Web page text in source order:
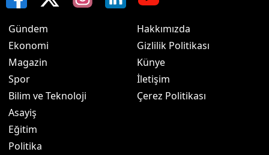
Gündem
Ekonomi
Magazin
Spor
Bilim ve Teknoloji
Asayiş
Eğitim
Politika
Hakkımızda
Gizlilik Politikası
Künye
İletişim
Çerez Politikası